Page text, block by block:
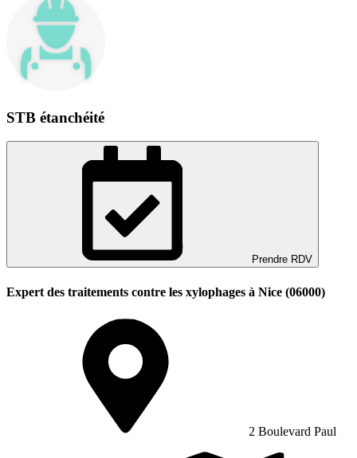
STB étanchéité
Prendre RDV
Expert des traitements contre les xylophages à Nice (06000)
2 Boulevard Paul